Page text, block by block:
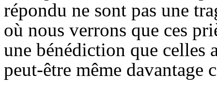
répondu ne sont pas une
où nous verrons que ces
une bénédiction que celles
peut-être même davantage